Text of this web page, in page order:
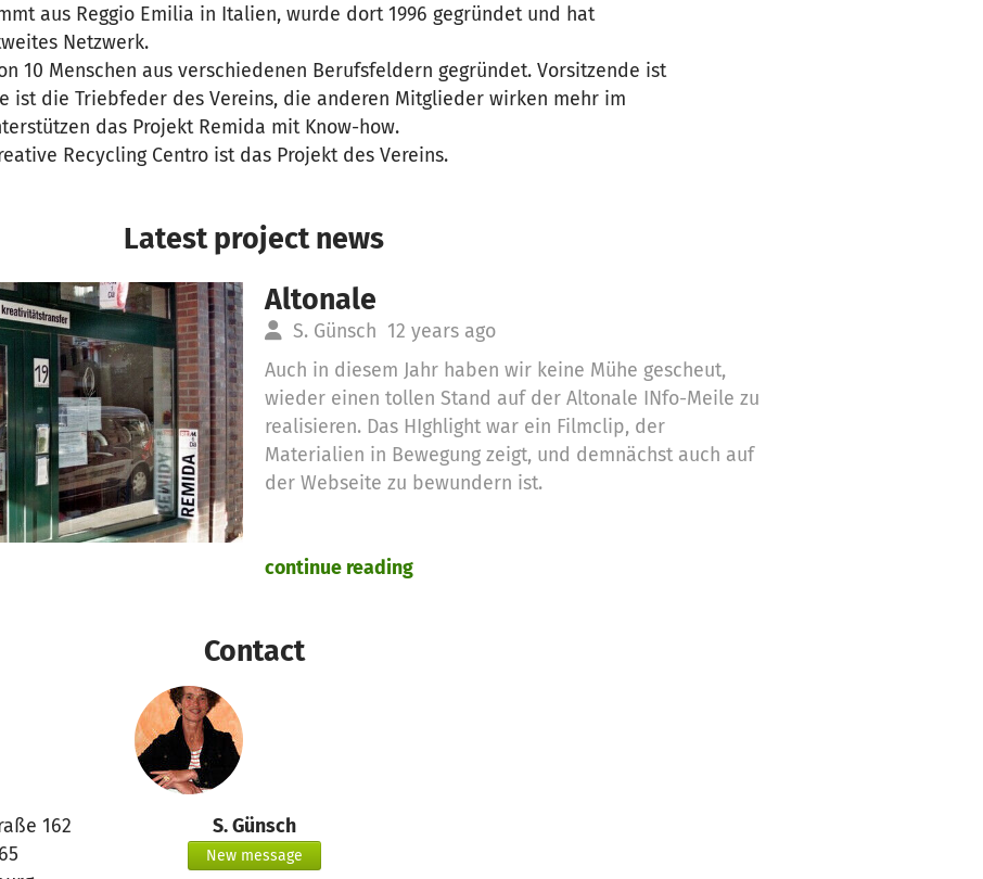
aus Reggio Emilia in Italien, wurde dort 1996 gegründet und hat
Netzwerk.
10 Menschen aus verschiedenen Berufsfeldern gegründet. Vorsitzende ist
ist die Triebfeder des Vereins, die anderen Mitglieder wirken mehr im
das Projekt Remida mit Know-how.
Recycling Centro ist das Projekt des Vereins.
Latest project news
Altonale
S. Günsch 12 years ago
Auch in diesem Jahr haben wir keine Mühe gescheut,
wieder einen tollen Stand auf der Altonale INfo-Meile zu
realisieren. Das HIghlight war ein Filmclip, der
Materialien in Bewegung zeigt, und demnächst auch auf
der Webseite zu bewundern ist.
continue reading
Contact
162
S. Günsch
New message